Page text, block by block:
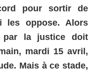
pour sortir de
les oppose. Alors
par la justice doit
mardi 15 avril,
Mais à ce stade,